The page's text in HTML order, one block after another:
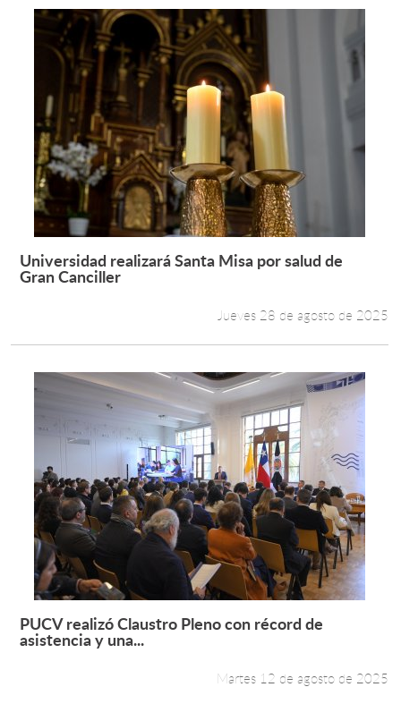
Leer más +
Universidad realizará Santa Misa por salud de
Gran Canciller
Jueves 28 de agosto de 2025
Leer más +
PUCV realizó Claustro Pleno con récord de
asistencia y una...
Martes 12 de agosto de 2025